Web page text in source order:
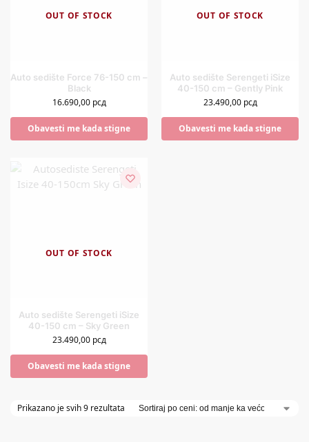
OUT OF STOCK
Auto sedište Force 76-150 cm –
Black
16.690,00 рсд
Obavesti me kada stigne
OUT OF STOCK
Auto sedište Serengeti iSize
40-150 cm – Gently Pink
23.490,00 рсд
Obavesti me kada stigne
OUT OF STOCK
Auto sedište Serengeti iSize
40-150 cm – Sky Green
23.490,00 рсд
Obavesti me kada stigne
Prikazano je svih 9 rezultata